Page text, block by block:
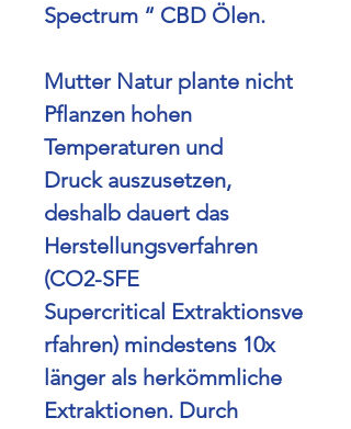
Spectrum “ CBD Ölen.​
Mutter Natur plante nicht
Pflanzen hohen
Temperaturen und
Druck auszusetzen,
deshalb dauert das
Herstellungsverfahren
(CO2-SFE
Supercritical Extraktionsve
rfahren) mindestens 10x
länger als herkömmliche
Extraktionen. Durch